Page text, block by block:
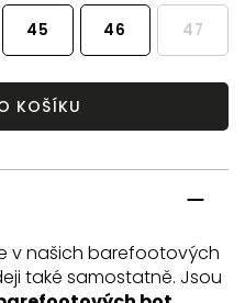
45 46 47
KOŠÍKU
v našich barefootových
také samostatně. Jsou